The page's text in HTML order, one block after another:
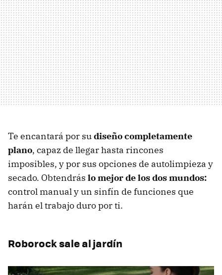
Te encantará por sudiseño completamente
plano, capaz de llegar hasta rincones
imposibles, y por sus opciones de autolimpieza y
secado. Obtendrás lo mejor de los dos mundos:
control manual y un sinfín de funciones que
harán el trabajo duro por ti.
Roborock sale al jardín